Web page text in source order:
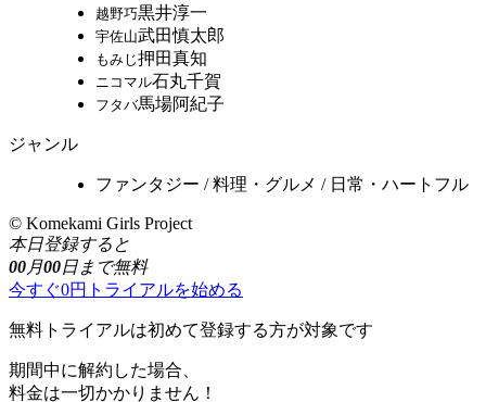
越野巧黒井淳一
宇佐山武田慎太郎
もみじ押田真知
ニコマル石丸千賀
フタバ馬場阿紀子
ジャンル
ファンタジー / 料理・グルメ / 日常・ハートフル
© Komekami Girls Project
本日登録すると
00月00日まで無料
今すぐ0円トライアルを始める
無料トライアルは初めて登録する方が対象です
期間中に解約した場合、
料金は一切かかりません！